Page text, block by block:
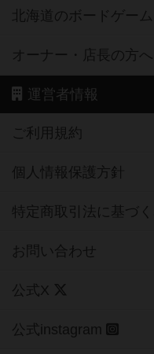
北海道のボードゲー
オーナー・店長の方へ
運営者情報
ご利用規約
個人情報保護方針
特定商取引法に基づ
お問い合わせ
公式X
公式instagram